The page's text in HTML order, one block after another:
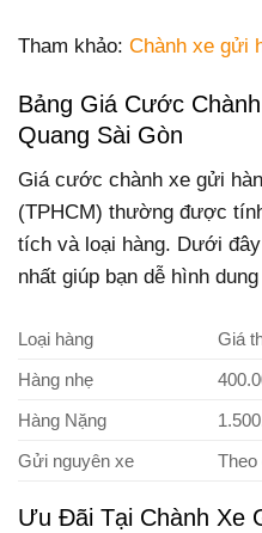
Tham khảo: Chành xe gửi
Bảng Giá Cước
Quang Sài Gòn
Giá cước chành xe gửi
(TPHCM) thường được
tích và loại hàng. Dưới
nhất giúp bạn dễ hình
Loại hàng
Giá
Hàng nhẹ
Hàng Nặng
Gửi nguyên xe
Theo
Ưu Đãi Tại Chành Xe